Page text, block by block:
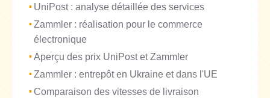
UniPost : analyse détaillée des services
Zammler : réalisation pour le commerce
électronique
Aperçu des prix UniPost et Zammler
Zammler : entrepôt en Ukraine et dans l'UE
Comparaison des vitesses de livraison